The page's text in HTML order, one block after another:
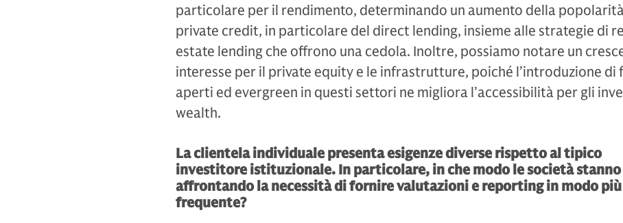
particolare per il rendimento, determinando un aumento della
private credit, in particolare del direct lending, insieme alle strategie di
estate lending che offrono una cedola. Inoltre, possiamo notare un
interesse per il private equity e le infrastrutture, poiché l’introduzione di
aperti ed evergreen in questi settori ne migliora l’accessibilità per gli
wealth.
La clientela individuale presenta esigenze diverse rispetto al tipico
investitore istituzionale. In particolare, in che modo le società stanno
affrontando la necessità di fornire valutazioni e reporting in modo più
frequente?